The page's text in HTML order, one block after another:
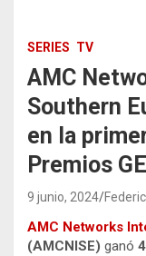
SERIES TV
AMC
Southern
en la
Premios
9 junio, 2024
AMC Networks
(AMCNISE) ganó